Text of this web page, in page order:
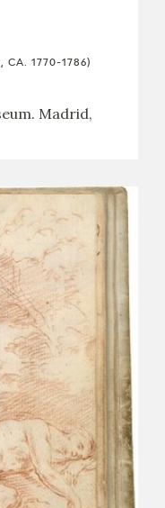
CA. 1770-1786)
Madrid,